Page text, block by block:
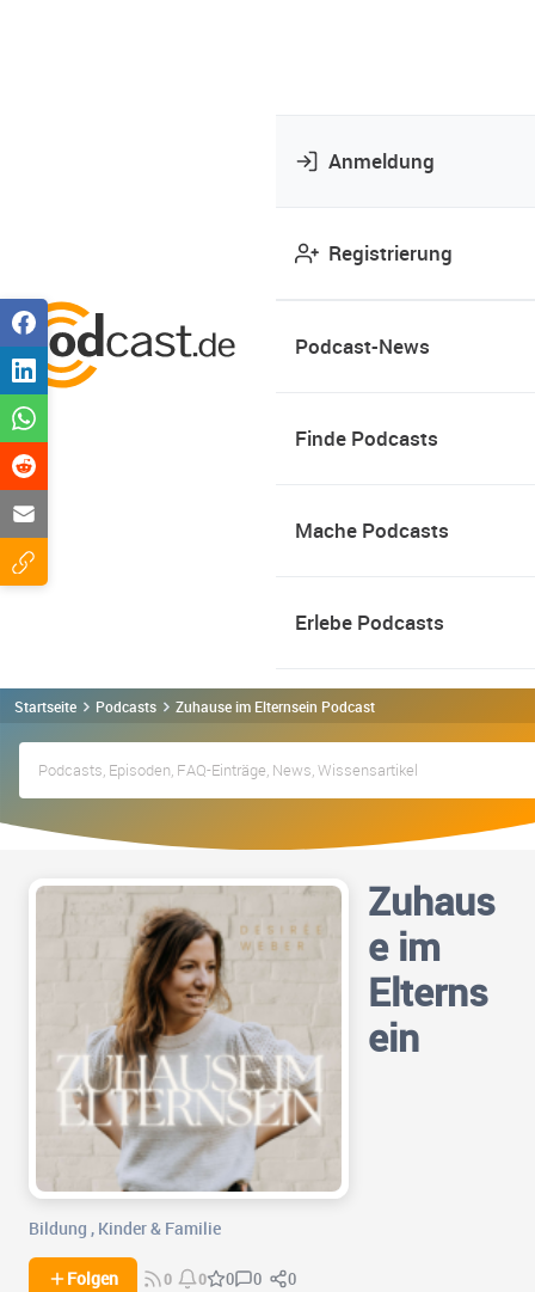
Anmeldung
Registrierung
Podcast-News
Finde Podcasts
Mache Podcasts
Erlebe Podcasts
Startseite Podcasts Zuhause im Elternsein Podcast
Zuhaus
e im
Elterns
ein
Bildung , Kinder & Familie
Folgen 0 0 0 0 0